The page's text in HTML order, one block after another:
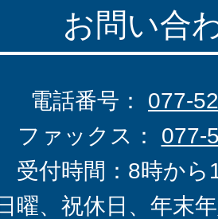
お問い合
電話番号： 077-
ファックス： 077-
受付時間：8時から
曜、祝休日、年末